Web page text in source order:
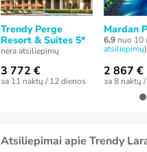
Trendy Perge
Resort & Suites 5*
nėra atsiliepimų
3 772 €
за 11 naktų / 12 dienos
Mardan
6,9 nuo 10 (
atsiliepimų)
2 867 €
за 8 naktų
Atsiliepimai apie Trendy